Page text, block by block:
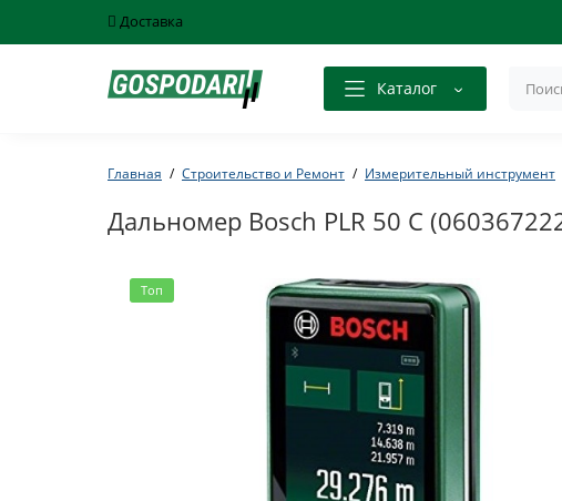
Доставка
Каталог
Главная Строительство и Ремонт Измерительный инструмент
Дальномер Bosch PLR 50 C
Топ